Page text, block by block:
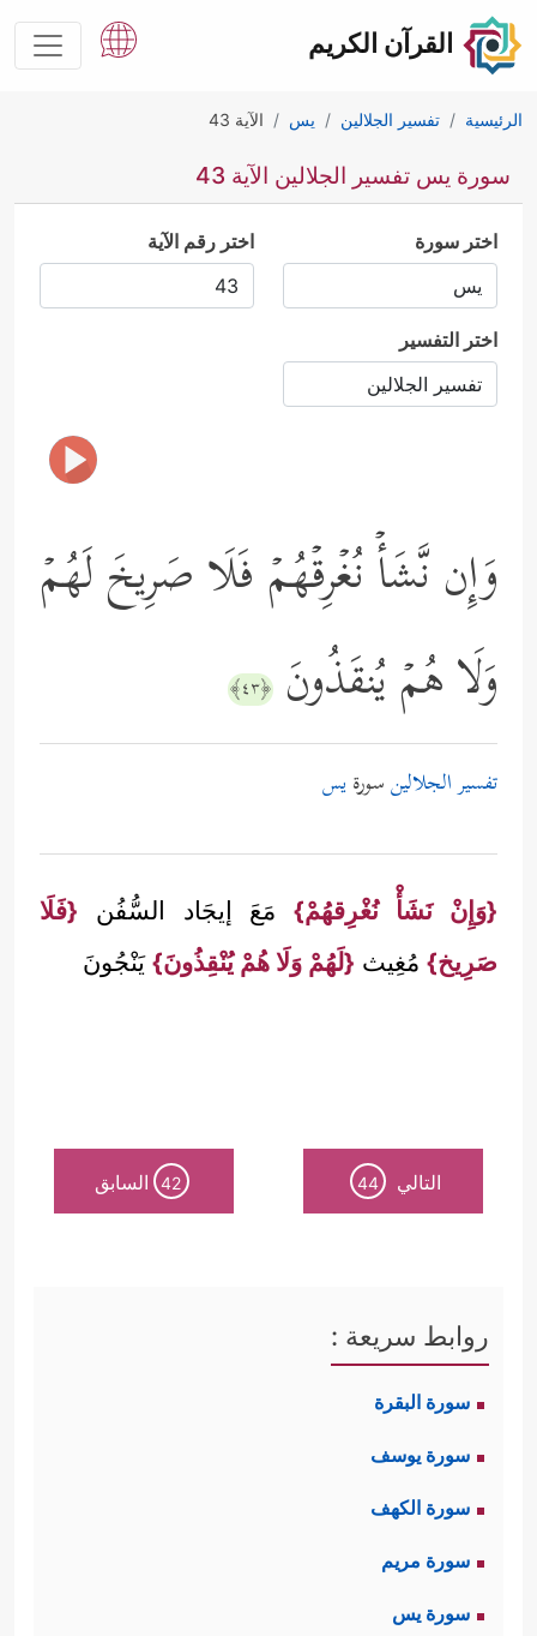
القرآن الكريم
الرئيسية تفسير الجلالين يس الآية 43
سورة يس تفسير الجلالين الآية 43
اختر سورة اختر رقم الآية
اختر التفسير
وَإِن نَّشَأۡ نُغۡرِقۡهُمۡ فَلَا صَرِیخَ لَهُمۡ
وَلَا هُمۡ یُنقَذُونَ ﴿٤٣﴾
تفسير الجلالينسورةيس
{وَإِنْ نَشَأْ نُغْرِقهُمْ}مَعَ إيجَاد السُّفُن {فَلَا
صَرِيخ} مُغِيث {لَهُمْ وَلَا هُمْ يُنْقِذُونَ} يَنْجُونَ
التالي 44
42 السابق
روابط سريعة :
سورة البقرة
سورة يوسف
سورة الكهف
سورة مريم
سورة يس